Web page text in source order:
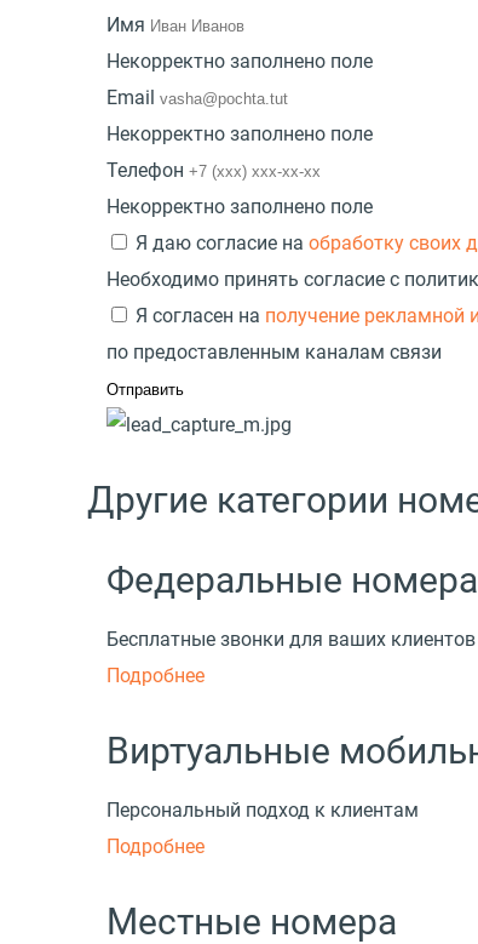
Имя
Некорректно заполнено поле
Email
Некорректно заполнено поле
Телефон
Некорректно заполнено поле
Я даю согласие на обработку своих
Необходимо принять согласие с
Я согласен на получение рекламной
по предоставленным каналам связи
Другие категории
Федеральные
Бесплатные звонки для ваших клиентов
Подробнее
Виртуальные
Персональный подход к клиентам
Подробнее
Местные номера